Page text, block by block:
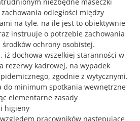
odległości między
na tyle, na ile jest to obiektywnie
instruuje o potrzebie zachowania
środków ochrony osobistej.
iż dochowa wszelkiej staranności w
rezerwy kadrowej, na wypadek
zgodnie z wytycznymi.
do minimum spotkania wewnętrzne
elementarne zasady
higieny
pracowników następujące